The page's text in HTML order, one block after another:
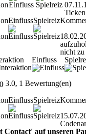
EinflussSpielreiz
nicht
Einfluss
3.0, 1 Bewertung(en)
EinflussSpielreiz
auf unseren